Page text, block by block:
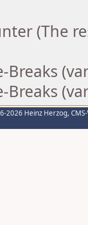
(The
Breaks
Breaks
2026 Heinz Herzog,